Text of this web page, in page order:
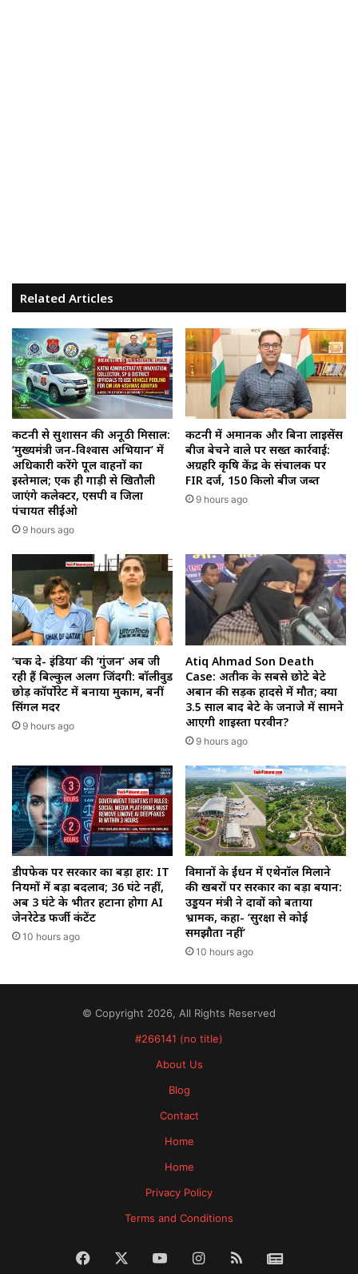
Related Articles
कटनी से सुशासन की अनूठी मिसाल:
‘मुख्यमंत्री जन-विश्वास अभियान’ में
अधिकारी करेंगे पूल वाहनों का
इस्तेमाल; एक ही गाड़ी से खितौली
जाएंगे कलेक्टर, एसपी व जिला
पंचायत सीईओ
9 hours ago
कटनी में अमानक और बिना लाइसेंस
बीज बेचने वाले पर सख्त कार्रवाई:
अग्रहरि कृषि केंद्र के संचालक पर
FIR दर्ज, 150 किलो बीज जब्त
9 hours ago
‘चक दे- इंडिया’ की ‘गुंजन’ अब जी
रही हैं बिल्कुल अलग जिंदगी: बॉलीवुड
छोड़ कॉर्पोरेट में बनाया मुकाम, बनीं
सिंगल मदर
9 hours ago
Atiq Ahmad Son Death
Case: अतीक के सबसे छोटे बेटे
अबान की सड़क हादसे में मौत; क्या
3.5 साल बाद बेटे के जनाजे में सामने
आएगी शाइस्ता परवीन?
9 hours ago
डीपफेक पर सरकार का बड़ा प्रहार: IT
नियमों में बड़ा बदलाव; 36 घंटे नहीं,
अब 3 घंटे के भीतर हटाना होगा AI
जेनरेटेड फर्जी कंटेंट
10 hours ago
विमानों के ईंधन में एथेनॉल मिलाने
की खबरों पर सरकार का बड़ा बयान:
उड्डयन मंत्री ने दावों को बताया
भ्रामक, कहा- ‘सुरक्षा से कोई
समझौता नहीं’
10 hours ago
© Copyright 2026, All Rights Reserved
#266141 (no title)
About Us
Blog
Contact
Home
Home
Privacy Policy
Terms and Conditions
Facebook YouTubeInstagram
RSS News